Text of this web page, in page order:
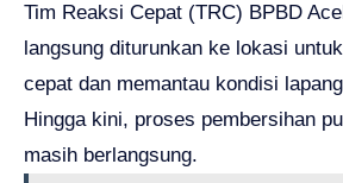
Tim Reaksi Cepat (TRC) BPBD
langsung diturunkan ke lokasi
cepat dan memantau kondisi
Hingga kini, proses pembersihan
masih berlangsung.